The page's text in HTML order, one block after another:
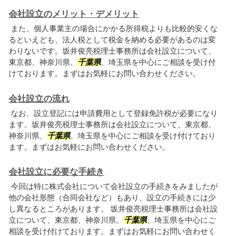
会社設立のメリット・デメリット
また、個人事業主の場合にかかる所得税よりも比較的安くな
るといえども、法人税として税金を納める必要があるのは変
わりないです。坂井俊亮税理士事務所は会社設立について、
東京都、神奈川県、 千葉県、埼玉県を中心にご相談を受け付
けております。まずはお気軽にお問い合わせください。
会社設立の流れ
なお、設立登記には申請費用として登録免許税が必要になり
ます。坂井俊亮税理士事務所は会社設立について、東京都、
神奈川県、 千葉県、埼玉県を中心にご相談を受け付けており
ます。まずはお気軽にお問い合わせください。
会社設立に必要な手続き
今回は特に株式会社について会社設立の手続きをみましたが
他の会社形態（合同会社など）もあり、設立の手続きには少
し異なるところがあります。 坂井俊亮税理士事務所は会社設
立について、東京都、神奈川県、 千葉県、埼玉県を中心にご
相談を受け付けております。まずはお気軽にお問い合わせく